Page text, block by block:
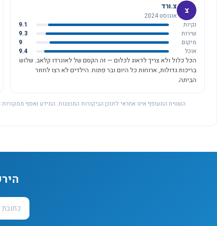
צ צ.ורד
אוגוסט 2024
נקיות
9.1
שירות
9.3
מיקום
9
אוכל
9.4
הכל כלול ולא צריך לדאוג לכלום — זה הקסם של לאונרדו קלאב. שלוש
בריכות גדולות, ארוחות כל היום ובר פתוח. הילדים לא רצו לחזור
הביתה.
השטיח המעופף אינו אחראי לתוכן הביקורות המוצגות. המידע נאסף